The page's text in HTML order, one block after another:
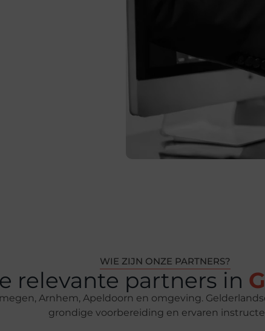
WIE ZIJN ONZE PARTNERS?
relevante partners in
Arnhem, Apeldoorn en omgeving.
grondige voorbereiding en ervaren